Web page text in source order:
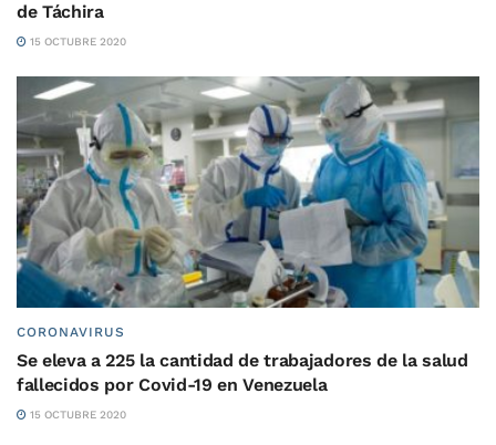
de Táchira
15 OCTUBRE 2020
CORONAVIRUS
Se eleva a 225 la cantidad de trabajadores de la salud
fallecidos por Covid-19 en Venezuela
15 OCTUBRE 2020